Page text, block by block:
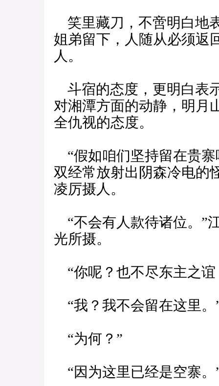
笑里藏刀，不啻明白地
姐弟留下，人随从必须返
人。
斗宿的态度，更明白表
对湘潭方面的动静，明月
全仇视的态度。
“假如咱们坚持留在贵寨
双经常放射出阴森冷电的
凌厉摄人。
“不会有人款待诸位。”
光所摄。
“你呢？也不尽东主之谊
“我？我不会留在这里。
“为何？”
“因为这里已经是空寨。